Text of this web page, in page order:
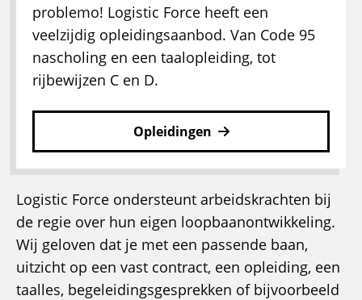
problemo! Logistic Force heeft een
veelzijdig opleidingsaanbod. Van Code 95
nascholing en een taalopleiding, tot
rijbewijzen C en D.
Opleidingen
Logistic Force ondersteunt arbeidskrachten bij
de regie over hun eigen loopbaanontwikkeling.
Wij geloven dat je met een passende baan,
uitzicht op een vast contract, een opleiding, een
taalles, begeleidingsgesprekken of bijvoorbeeld